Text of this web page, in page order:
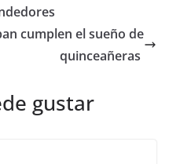
cumplen el sueño de
quinceañeras
gustar